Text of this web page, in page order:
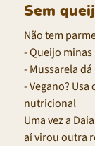
Sem
Não tem
- Queijo
- Mussarela
- Vegano?
nutricional
Uma vez a
aí virou outra